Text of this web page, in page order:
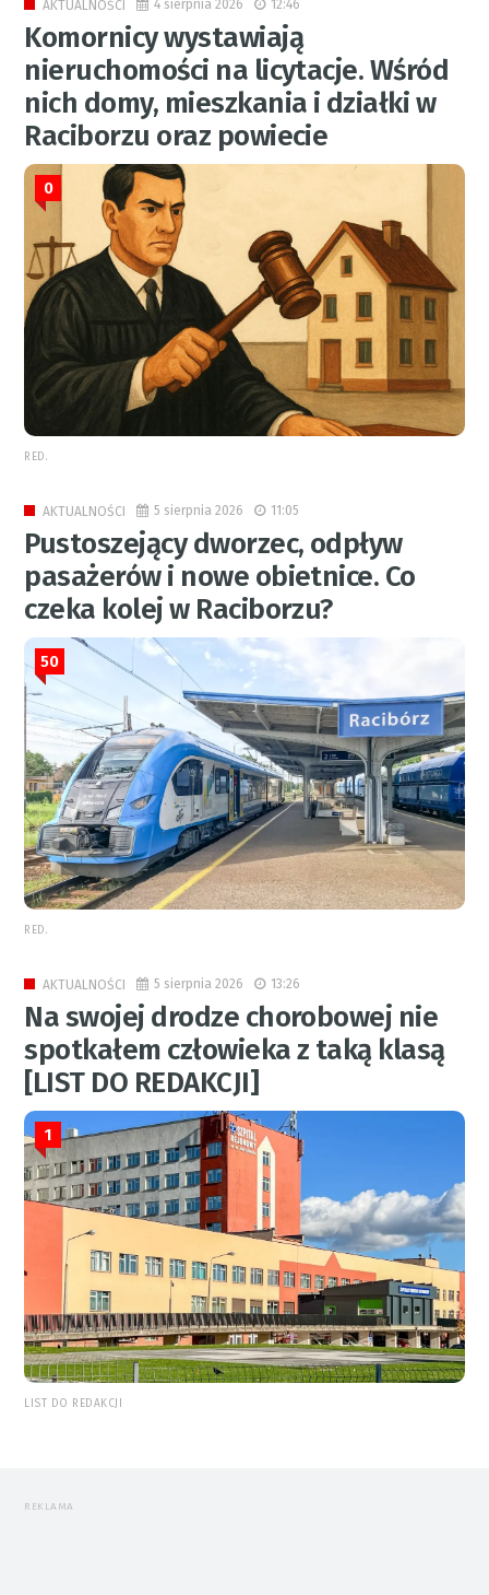
AKTUALNOŚCI 4 sierpnia 2026 12:46
Komornicy wystawiają
nieruchomości na licytacje. Wśród
nich domy, mieszkania i działki w
Raciborzu oraz powiecie
0
RED.
AKTUALNOŚCI 5 sierpnia 2026 11:05
Pustoszejący dworzec, odpływ
pasażerów i nowe obietnice. Co
czeka kolej w Raciborzu?
50
RED.
AKTUALNOŚCI 5 sierpnia 2026 13:26
Na swojej drodze chorobowej nie
spotkałem człowieka z taką klasą
[LIST DO REDAKCJI]
1
LIST DO REDAKCJI
REKLAMA